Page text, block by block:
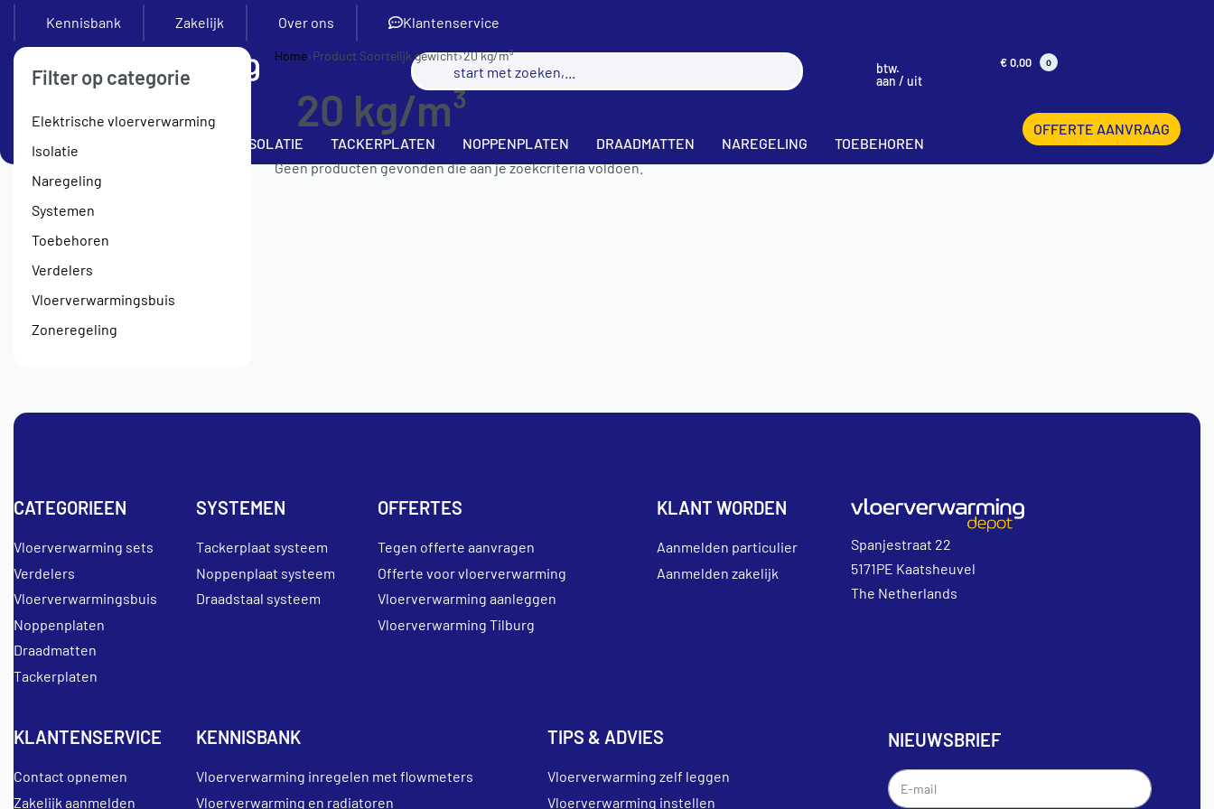
Kennisbank Zakelijk Over ons Klantenservice
btw.
aan / uit
€0,00 0
SETS ISOLATIE TACKERPLATEN NOPPENPLATEN DRAADMATTEN NAREGELING TOEBEHOREN
OFFERTE AANVRAAG
Filter op categorie
Elektrische vloerverwarming
Isolatie
Naregeling
Systemen
Toebehoren
Verdelers
Vloerverwarmingsbuis
Zoneregeling
Home›Product Soortelijk gewicht›20 kg/m³
20 kg/m³
Geen producten gevonden die aan je zoekcriteria voldoen.
CATEGORIEEN
Vloerverwarming sets
Verdelers
Vloerverwarmingsbuis
Noppenplaten
Draadmatten
Tackerplaten
SYSTEMEN
Tackerplaat systeem
Noppenplaat systeem
Draadstaal systeem
OFFERTES
Tegen offerte aanvragen
Offerte voor vloerverwarming
Vloerverwarming aanleggen
Vloerverwarming Tilburg
KLANT WORDEN
Aanmelden particulier
Aanmelden zakelijk
Spanjestraat 22
5171PE Kaatsheuvel
The Netherlands
KLANTENSERVICE
Contact opnemen
Zakelijk aanmelden
KENNISBANK
Vloerverwarming inregelen met flowmeters
Vloerverwarming en radiatoren
TIPS & ADVIES
Vloerverwarming zelf leggen
Vloerverwarming instellen
NIEUWSBRIEF